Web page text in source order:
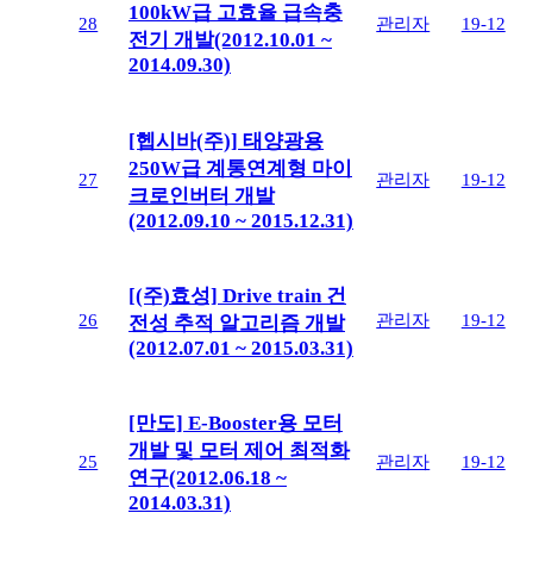
28
100kW급 고효율 급속충
전기 개발(2012.10.01 ~
2014.09.30)
관리자 19-12
27
[헵시바(주)] 태양광용
250W급 계통연계형 마이
크로인버터 개발
(2012.09.10 ~ 2015.12.31)
관리자 19-12
26
[(주)효성] Drive train 건
전성 추적 알고리즘 개발
(2012.07.01 ~ 2015.03.31)
관리자 19-12
25
[만도] E-Booster용 모터
개발 및 모터 제어 최적화
연구(2012.06.18 ~
2014.03.31)
관리자 19-12